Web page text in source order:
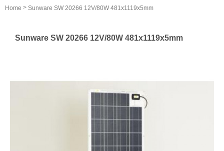
Home > Sunware SW 20266 12V/80W 481x1119x5mm
Sunware SW 20266 12V/80W 481x1119x5mm